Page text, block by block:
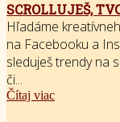
SCROLLUJEŠ,
Hľadáme
na Facebooku a
sleduješ trendy na
či...
Čítaj viac